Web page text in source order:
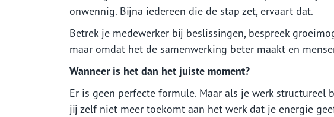
onwennig. Bijna iedereen die de stap zet, ervaart dat.
Betrek je medewerker bij beslissingen, bespreek
maar omdat het de samenwerking beter maakt en
Wanneer is het dan het juiste moment?
Er is geen perfecte formule. Maar als je werk
jij zelf niet meer toekomt aan het werk dat je energie